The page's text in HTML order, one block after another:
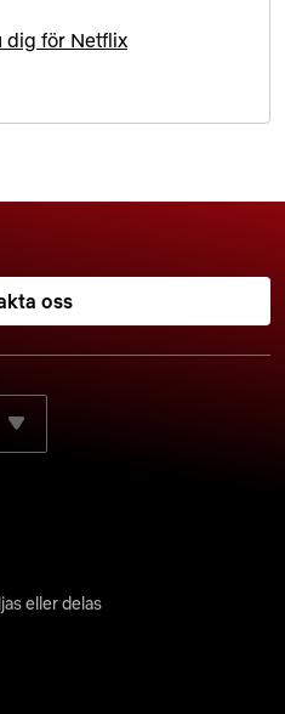
dig för Netflix
oss
eller delas